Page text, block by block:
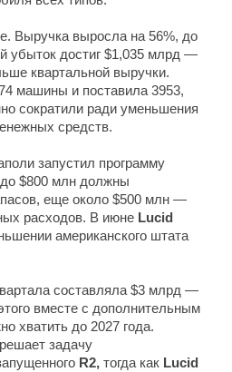
Выручка выросла на 56%, до
убыток достиг $1,035 млрд —
квартальной выручки.
машины и поставила 3953,
сократили ради уменьшения
средств.
запустил программу
$800 млн должны
еще около $500 млн —
расходов. В июне Lucid
американского штата
составляла $3 млрд —
вместе с дополнительным
хватить до 2027 года.
задачу
R2, тогда как Lucid